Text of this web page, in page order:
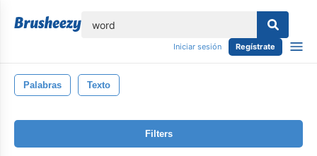
Iniciar sesión Regístrate
Palabras Texto
Filters